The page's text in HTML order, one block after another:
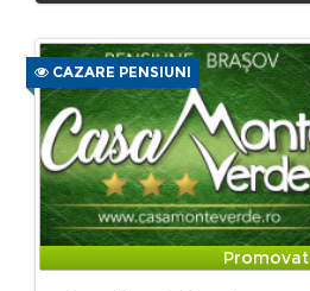
CAZARE PENSIUNI
Promovat